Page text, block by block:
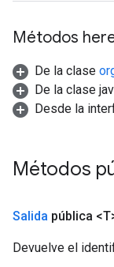
Métodos
De la clase
De la clase
Desde la
Métodos
Salida pública
Devuelve el